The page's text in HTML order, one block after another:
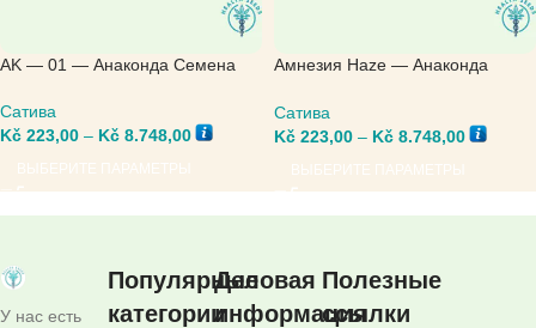
AK — 01 — Анаконда Семена
Сатива
Kč 223,00 – Kč 8.748,00
Амнезия Haze — Анаконда
Сатива
Kč 223,00 – Kč 8.748,00
ВЫБЕРИТЕ ПАРАМЕТРЫ
У нас есть
Популярные
категории
Деловая
информация
Полезные
ссылки